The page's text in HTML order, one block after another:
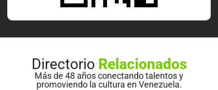
Directorio Relacionados
Más de 48 años conectando talentos y
promoviendo la cultura en Venezuela.